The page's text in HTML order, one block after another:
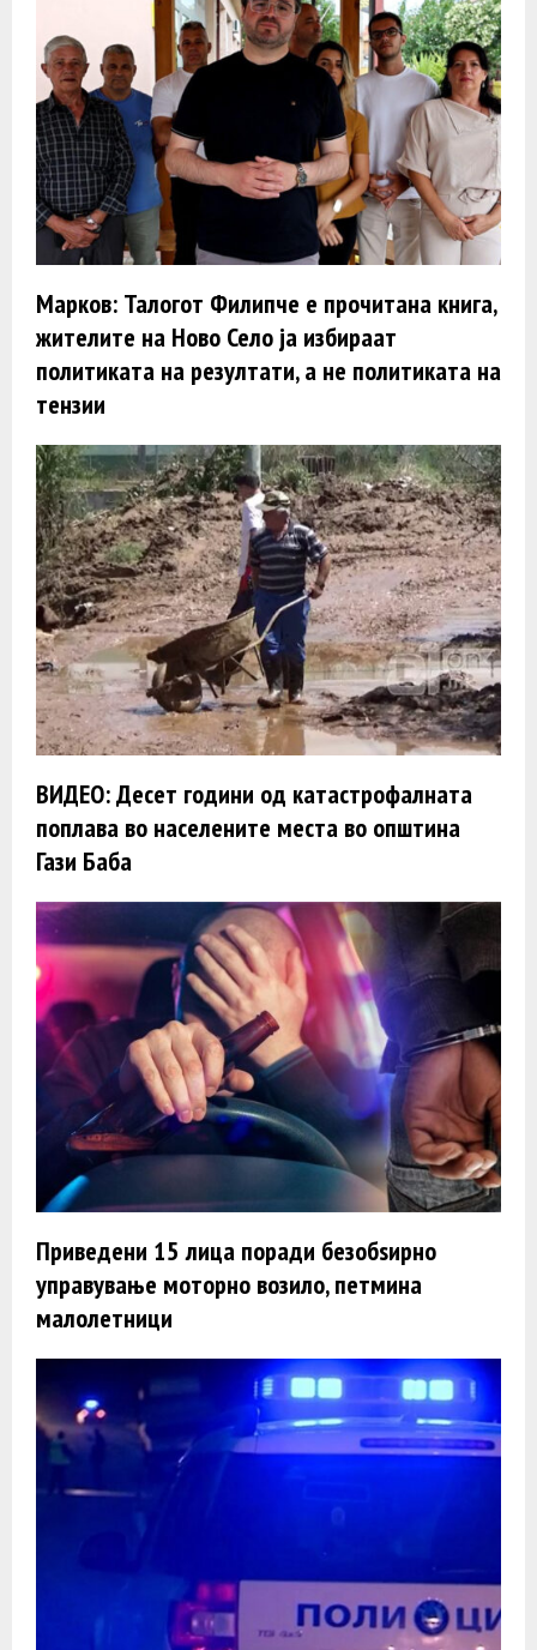
Марков: Талогот Филипче е прочитана книга,
жителите на Ново Село ја избираат
политиката на резултати, а не политиката на
тензии
ВИДЕО: Десет години од катастрофалната
поплава во населените места во општина
Гази Баба
Приведени 15 лица поради безобѕирно
управување моторно возило, петмина
малолетници